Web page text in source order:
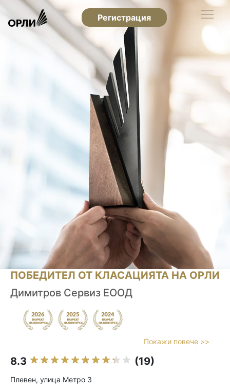
Регистрация
ПОБЕДИТЕЛ ОТ КЛАСАЦИЯТА НА ОРЛИ
Димитров Сервиз ЕООД
Покажи повече >>
8.3 (19)
Плевен, улица Метро 3